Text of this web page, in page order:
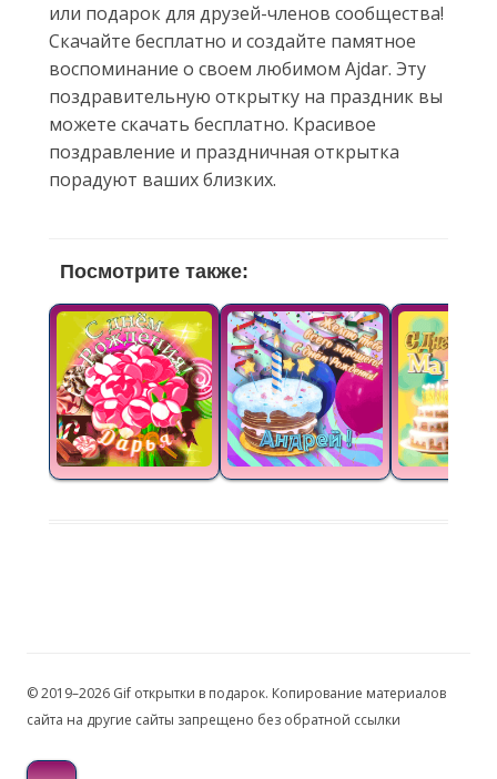
или подарок для друзей-членов сообщества!
Скачайте бесплатно и создайте памятное
воспоминание о своем любимом Ajdar. Эту
поздравительную открытку на праздник вы
можете скачать бесплатно. Красивое
поздравление и праздничная открытка
порадуют ваших близких.
Посмотрите также:
© 2019–2026 Gif открытки в подарок. Копирование материалов
сайта на другие сайты запрещено без обратной ссылки